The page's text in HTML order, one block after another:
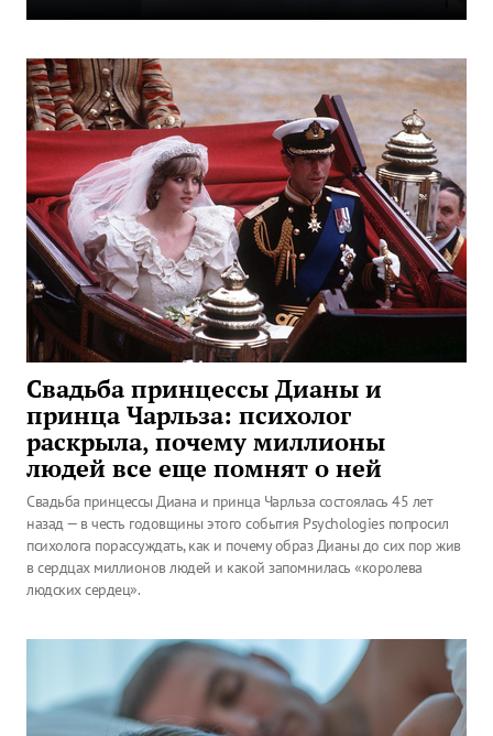
Свадьба принцессы Дианы и
принца Чарльза: психолог
раскрыла, почему миллионы
людей все еще помнят о ней
Свадьба принцессы Диана и принца Чарльза состоялась 45 лет
назад — в честь годовщины этого события Psychologies попросил
психолога порассуждать, как и почему образ Дианы до сих пор жив
в сердцах миллионов людей и какой запомнилась «королева
людских сердец».